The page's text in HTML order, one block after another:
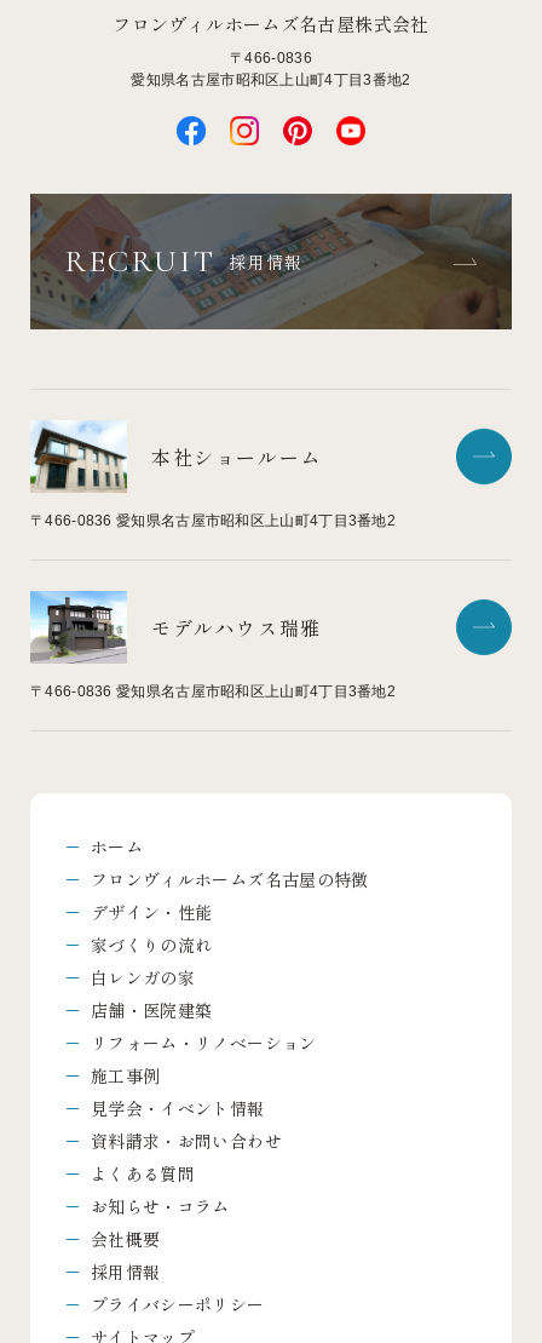
フロンヴィルホームズ名古屋株式会社
〒466-0836
愛知県名古屋市昭和区上山町4丁目3番地2
RECRUIT 採用情報
本社ショールーム
〒466-0836 愛知県名古屋市昭和区上山町4丁目3番地2
モデルハウス瑞雅
〒466-0836 愛知県名古屋市昭和区上山町4丁目3番地2
ホーム
フロンヴィルホームズ名古屋の特徴
デザイン・性能
家づくりの流れ
白レンガの家
店舗・医院建築
リフォーム・リノベーション
施工事例
見学会・イベント情報
資料請求・お問い合わせ
よくある質問
お知らせ・コラム
会社概要
採用情報
プライバシーポリシー
サイトマップ